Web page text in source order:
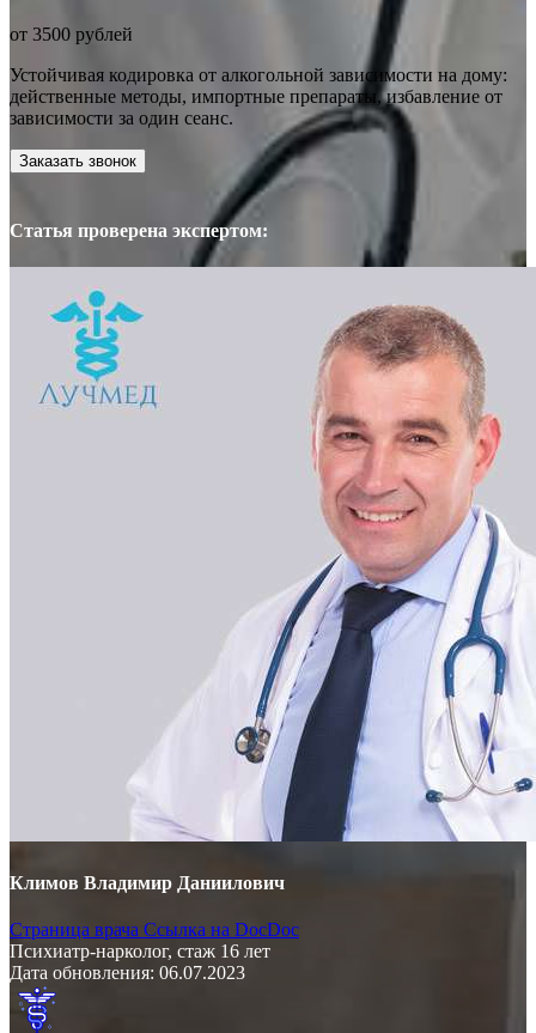
от 3500 рублей
Устойчивая кодировка от алкогольной зависимости на дому:
действенные методы, импортные препараты, избавление от
зависимости за один сеанс.
Заказать звонок
Статья проверена экспертом:
Климов Владимир Даниилович
Страница врача Ссылка на DocDoc
Психиатр-нарколог, стаж 16 лет
Дата обновления: 06.07.2023